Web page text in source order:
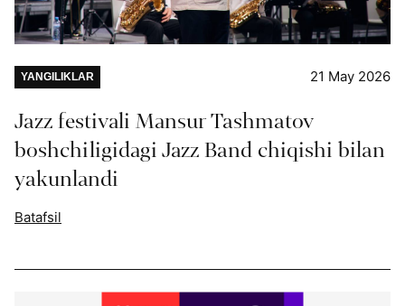
YANGILIKLAR 21 May 2026
Jazz festivali Mansur Tashmatov
boshchiligidagi Jazz Band chiqishi bilan
yakunlandi
Batafsil